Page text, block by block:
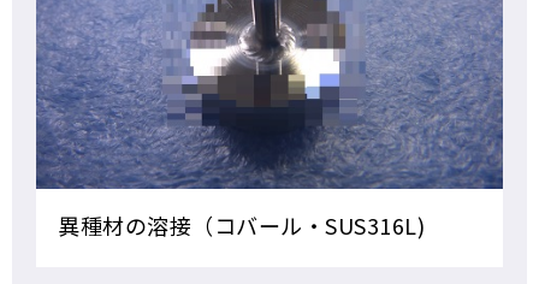
異種材の溶接（コバール・SUS316L)